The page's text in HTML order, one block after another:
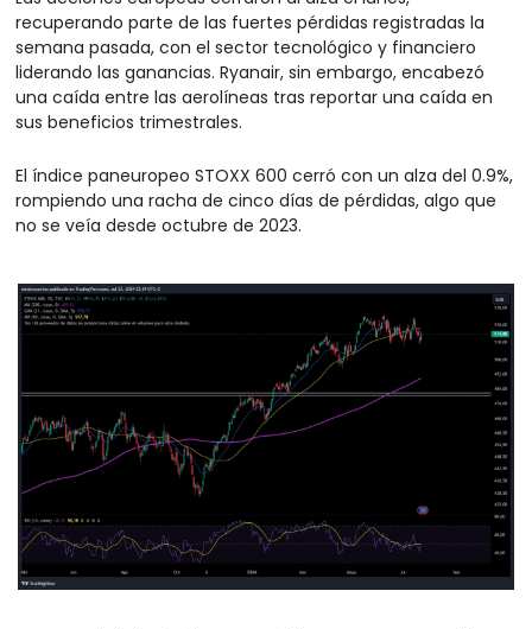
recuperando parte de las fuertes pérdidas registradas la
semana pasada, con el sector tecnológico y financiero
liderando las ganancias. Ryanair, sin embargo, encabezó
una caída entre las aerolíneas tras reportar una caída en
sus beneficios trimestrales.
El índice paneuropeo STOXX 600 cerró con un alza del 0.9%,
rompiendo una racha de cinco días de pérdidas, algo que
no se veía desde octubre de 2023.